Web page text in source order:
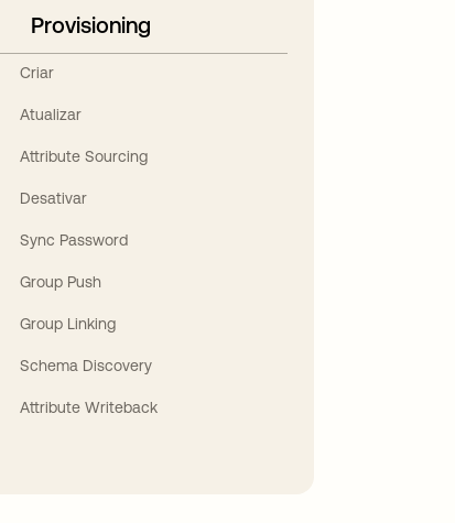
Provisioning
Criar
Atualizar
Attribute Sourcing
Desativar
Sync Password
Group Push
Group Linking
Schema Discovery
Attribute Writeback